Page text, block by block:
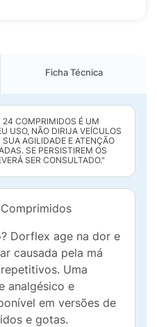
Ficha Técnica
24 COMPRIMIDOS É UM
USO, NÃO DIRIJA VEÍCULOS
AGILIDADE E ATENÇÃO
SE PERSISTIREM OS
SER CONSULTADO."
Dorflex age na dor e
causada pela má
Uma
analgésico e
em versões de
e gotas.